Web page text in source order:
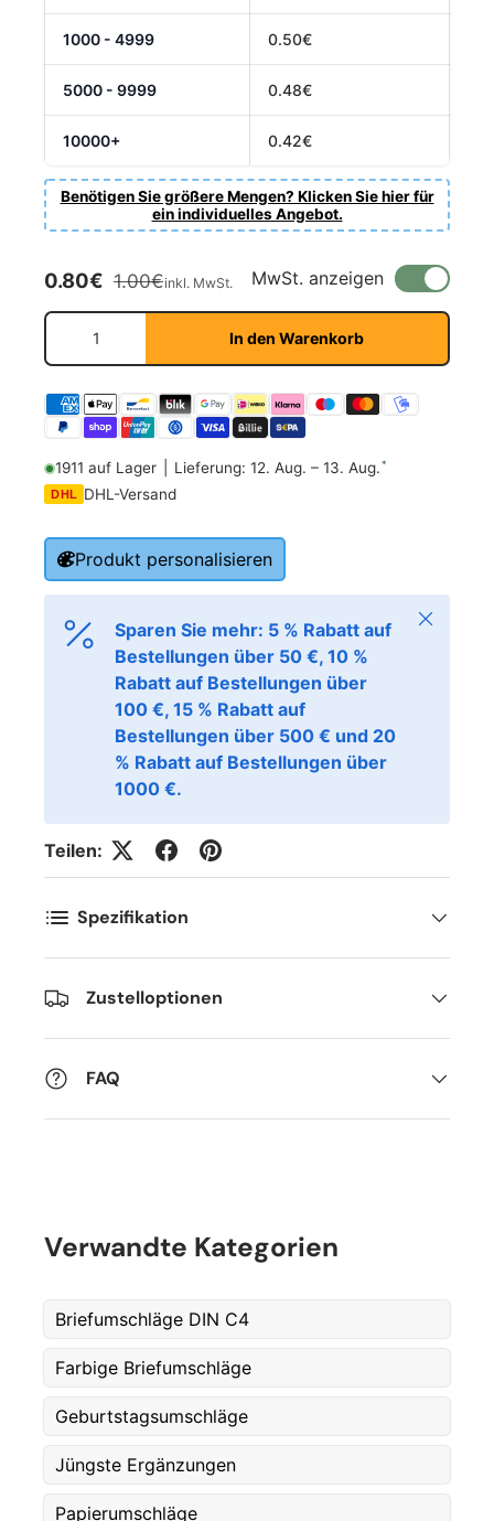
1000 - 4999 0.50€
5000 - 9999 0.48€
10000+ 0.42€
Benötigen Sie größere Mengen? Klicken Sie hier für
ein individuelles Angebot.
Fornavn
Verkaufspreis
0.80€ Normaler Preis
1.00€inkl. MwSt. MwSt. anzeigen
Anzahl
In den Warenkorb
1911 auf Lager Lieferung: 12. Aug. – 13. Aug.*
DHL DHL-Versand
Produkt personalisieren
Sparen Sie mehr: 5 % Rabatt auf
Bestellungen über 50 €, 10 %
Rabatt auf Bestellungen über
100 €, 15 % Rabatt auf
Bestellungen über 500 € und 20
% Rabatt auf Bestellungen über
1000 €.
Schließen
Teilen:
Spezifikation
Zustelloptionen
FAQ
Verwandte Kategorien
Briefumschläge DIN C4
Farbige Briefumschläge
Geburtstagsumschläge
Jüngste Ergänzungen
Papierumschläge